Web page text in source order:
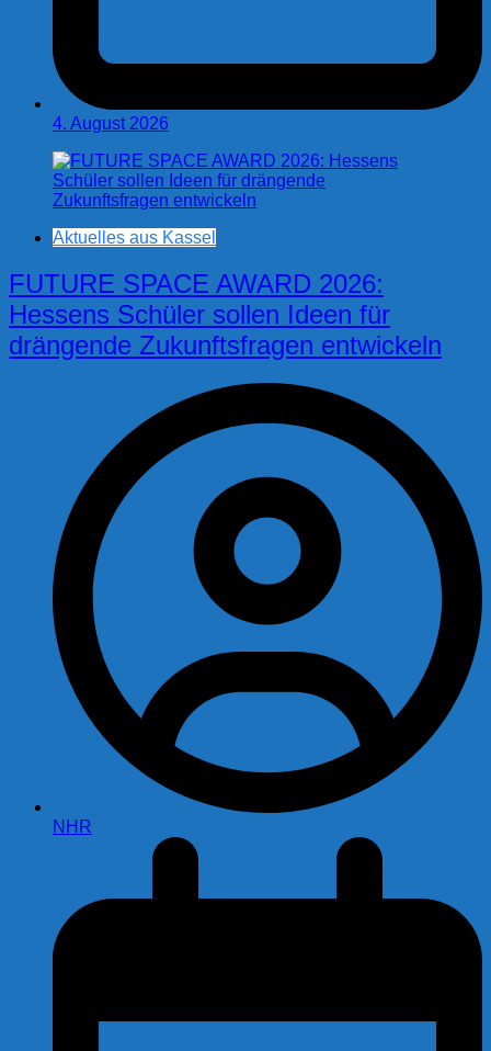
4. August 2026
Aktuelles aus Kassel
FUTURE SPACE AWARD 2026:
Hessens Schüler sollen Ideen für
drängende Zukunftsfragen entwickeln
NHR